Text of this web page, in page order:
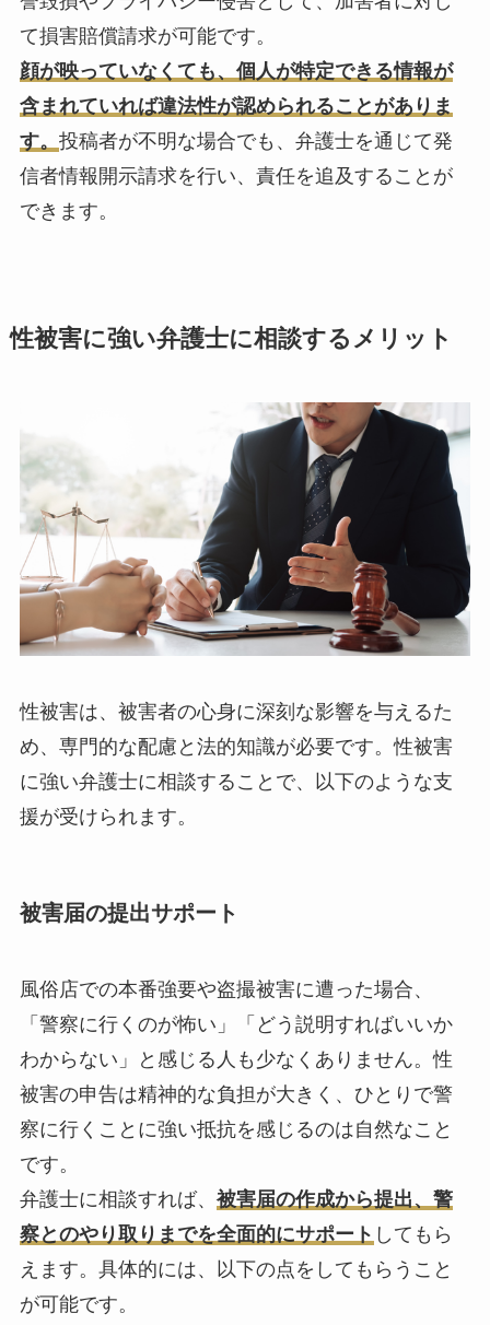
て損害賠償請求が可能です。
顔が映っていなくても、個人が特定できる情報が
含まれていれば違法性が認められることがありま
す。 投稿者が不明な場合でも、弁護士を通じて発
信者情報開示請求を行い、責任を追及することが
できます。
性被害に強い弁護士に相談するメリット
性被害は、被害者の心身に深刻な影響を与えるた
め、専門的な配慮と法的知識が必要です。性被害
に強い弁護士に相談することで、以下のような支
援が受けられます。
被害届の提出サポート
風俗店での本番強要や盗撮被害に遭った場合、
「警察に行くのが怖い」「どう説明すればいいか
わからない」と感じる人も少なくありません。性
被害の申告は精神的な負担が大きく、ひとりで警
察に行くことに強い抵抗を感じるのは自然なこと
です。
弁護士に相談すれば、 被害届の作成から提出、警
察とのやり取りまでを全面的にサポート してもら
えます。具体的には、以下の点をしてもらうこと
が可能です。